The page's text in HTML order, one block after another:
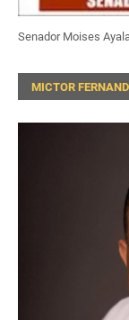
Senador Moises
MICTOR